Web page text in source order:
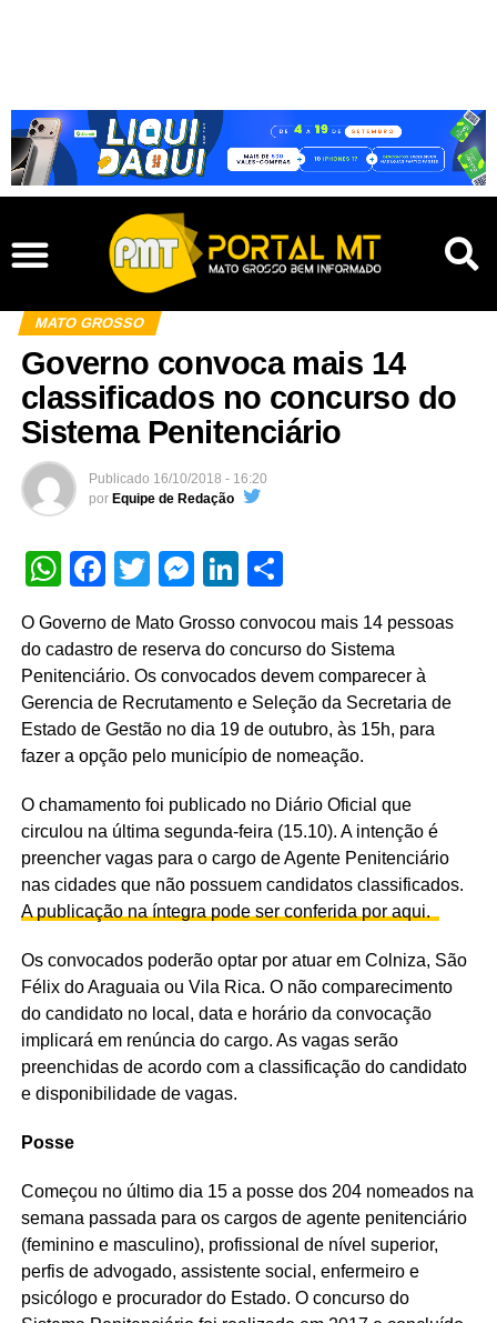
MATO GROSSO
Governo convoca mais 14
classificados no concurso do
Sistema Penitenciário
Publicado 16/10/2018 - 16:20
por Equipe de Redação
WhatsApp
Facebook
TwitterMessenger
LinkedIn
O Governo de Mato Grosso convocou mais 14 pessoas
do cadastro de reserva do concurso do Sistema
Penitenciário. Os convocados devem comparecer à
Gerencia de Recrutamento e Seleção da Secretaria de
Estado de Gestão no dia 19 de outubro, às 15h, para
fazer a opção pelo município de nomeação.
O chamamento foi publicado no Diário Oficial que
circulou na última segunda-feira (15.10). A intenção é
preencher vagas para o cargo de Agente Penitenciário
nas cidades que não possuem candidatos classificados.
A publicação na íntegra pode ser conferida por aqui.
Os convocados poderão optar por atuar em Colniza, São
Félix do Araguaia ou Vila Rica. O não comparecimento
do candidato no local, data e horário da convocação
implicará em renúncia do cargo. As vagas serão
preenchidas de acordo com a classificação do candidato
e disponibilidade de vagas.
Posse
Começou no último dia 15 a posse dos 204 nomeados na
semana passada para os cargos de agente penitenciário
(feminino e masculino), profissional de nível superior,
perfis de advogado, assistente social, enfermeiro e
psicólogo e procurador do Estado. O concurso do